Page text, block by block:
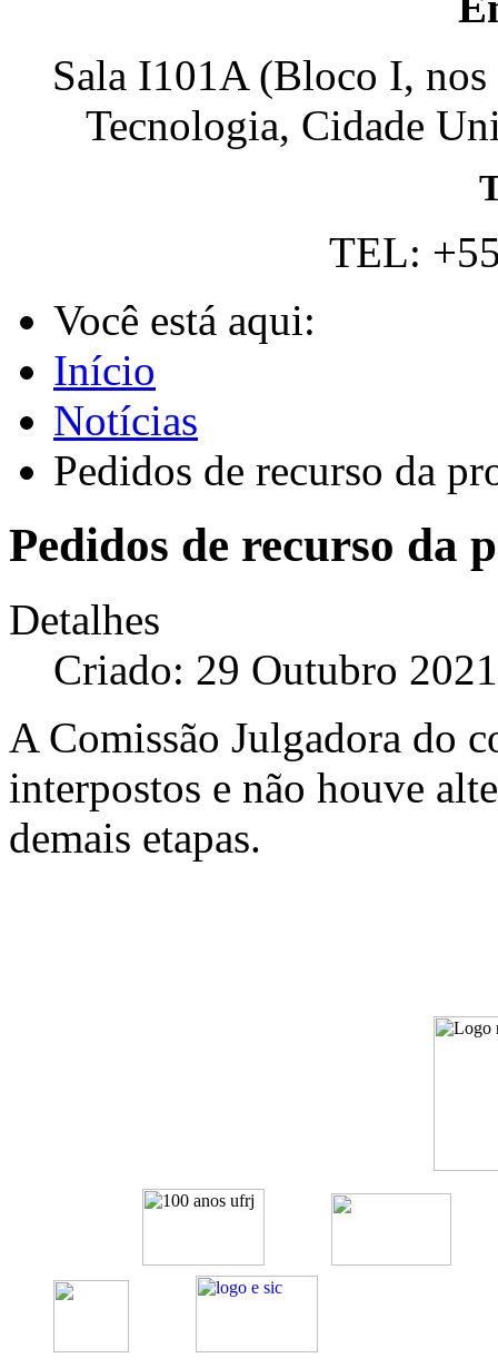
Sala I101A (Bloco I,
Tecnologia, Cidade
TEL:
Você está aqui:
Início
Notícias
Pedidos de recurso da
Pedidos de recurso da
Detalhes
Criado: 29 Outubro 2021
A Comissão Julgadora do
interpostos e não houve
demais etapas.